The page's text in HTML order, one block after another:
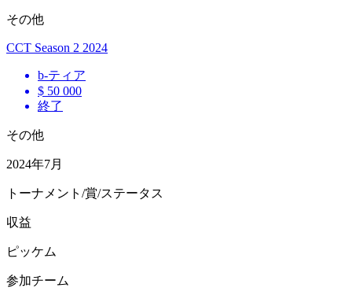
その他
CCT Season 2 2024
b-ティア
$ 50 000
終了
その他
2024年7月
トーナメント/賞/ステータス
収益
ピッケム
参加チーム